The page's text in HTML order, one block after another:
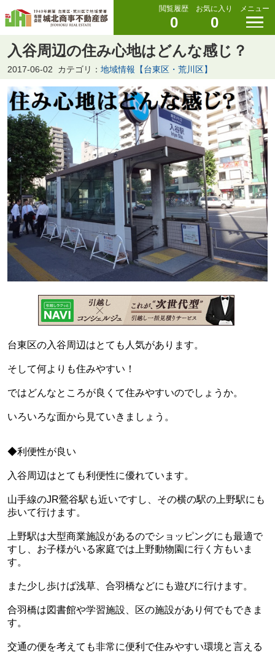
閲覧履歴
0
お気に入り
0
メニュー
入谷周辺の住み心地はどんな感じ？
2017-06-02 カテゴリ： 地域情報【台東区・荒川区】
台東区の入谷周辺はとても人気があります。
そして何よりも住みやすい！
ではどんなところが良くて住みやすいのでしょうか。
いろいろな面から見ていきましょう。
◆利便性が良い
入谷周辺はとても利便性に優れています。
山手線のJR鶯谷駅も近いですし、その横の駅の上野駅にも
歩いて行けます。
上野駅は大型商業施設があるのでショッピングにも最適で
すし、お子様がいる家庭では上野動物園に行く方もいま
す。
また少し歩けば浅草、合羽橋などにも遊びに行けます。
合羽橋は図書館や学習施設、区の施設があり何でもできま
す。
交通の便を考えても非常に便利で住みやすい環境と言える